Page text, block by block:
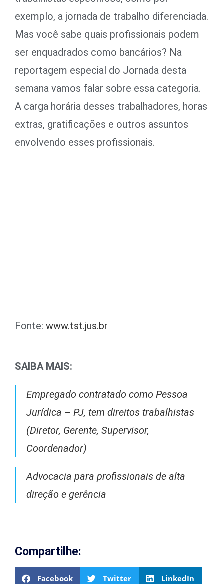
exemplo, a jornada de trabalho diferenciada.
Mas você sabe quais profissionais podem
ser enquadrados como bancários? Na
reportagem especial do Jornada desta
semana vamos falar sobre essa categoria.
A carga horária desses trabalhadores, horas
extras, gratificações e outros assuntos
envolvendo esses profissionais.
Fonte: www.tst.jus.br
SAIBA MAIS:
Empregado contratado como Pessoa
Jurídica – PJ, tem direitos trabalhistas
(Diretor, Gerente, Supervisor,
Coordenador)
Advocacia para profissionais de alta
direção e gerência
Compartilhe:
Facebook Twitter LinkedIn